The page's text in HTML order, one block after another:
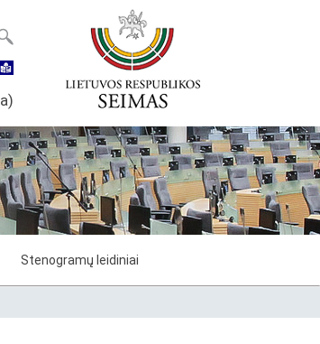
Stenogramų leidiniai